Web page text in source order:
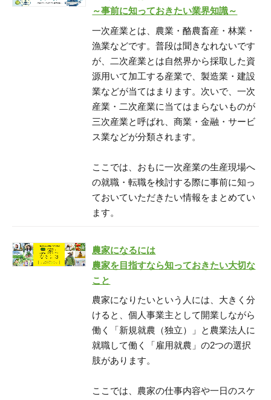
～事前に知っておきたい業界知識～
一次産業とは、農業・酪農畜産・林業・
漁業などです。普段は聞きなれないです
が、二次産業とは自然界から採取した資
源用いて加工する産業で、製造業・建設
業などが当てはまります。次いで、一次
産業・二次産業に当てはまらないものが
三次産業と呼ばれ、商業・金融・サービ
ス業などが分類されます。
ここでは、おもに一次産業の生産現場へ
の就職・転職を検討する際に事前に知っ
ておいていただきたい情報をまとめてい
ます。
農家になるには
農家を目指すなら知っておきたい大切な
こと
農家になりたいという人には、大きく分
けると、個人事業主として開業しながら
働く「新規就農（独立）」と農業法人に
就職して働く「雇用就農」の2つの選択
肢があります。
ここでは、農家の仕事内容や一日のスケ